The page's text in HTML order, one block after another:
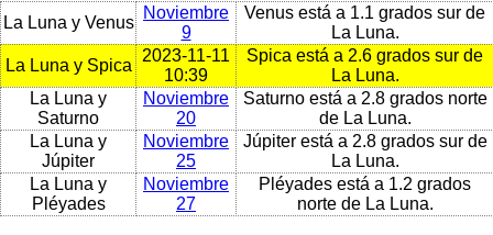
La Luna y Venus
Noviembre
9
Venus está a 1.1 grados sur de
La Luna.
La Luna y Spica
2023-11-11
10:39
Spica está a 2.6 grados sur de
La Luna.
La Luna y
Saturno
Noviembre
20
Saturno está a 2.8 grados norte
de La Luna.
La Luna y
Júpiter
Noviembre
25
Júpiter está a 2.8 grados sur de
La Luna.
La Luna y
Pléyades
Noviembre
27
Pléyades está a 1.2 grados
norte de La Luna.